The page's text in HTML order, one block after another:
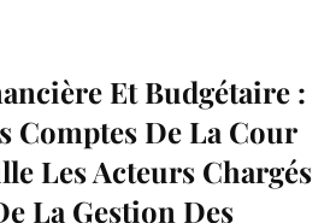
Et Budgétaire :
Comptes De La Cour
Les Acteurs Chargés
La Gestion Des